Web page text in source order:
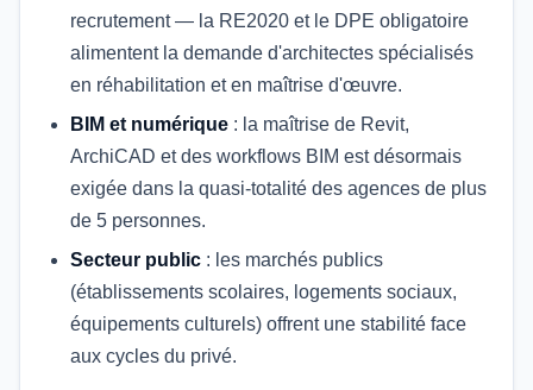
recrutement — la RE2020 et le DPE obligatoire
alimentent la demande d'architectes spécialisés
en réhabilitation et en maîtrise d'œuvre.
BIM et numérique : la maîtrise de Revit,
ArchiCAD et des workflows BIM est désormais
exigée dans la quasi-totalité des agences de plus
de 5 personnes.
Secteur public : les marchés publics
(établissements scolaires, logements sociaux,
équipements culturels) offrent une stabilité face
aux cycles du privé.